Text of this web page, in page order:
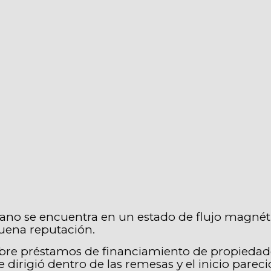
se encuentra en un estado de flujo
reputación.
préstamos de financiamiento de
dirigió dentro de las remesas y el inicio